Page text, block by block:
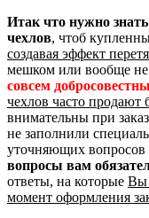
Итак что нужно
чехлов, чтоб
создавая эффект
мешком или вообще не
совсем
чехлов часто продают
внимательны при
не заполнили
уточняющих вопросов
вопросы вам
ответы, на которые Вы
момент оформления